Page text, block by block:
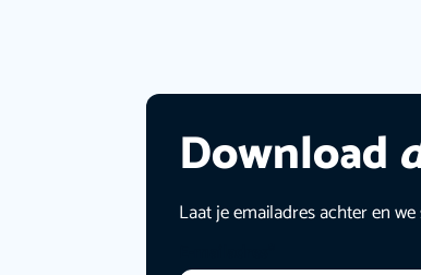
Download
Laat je emailadres achter en